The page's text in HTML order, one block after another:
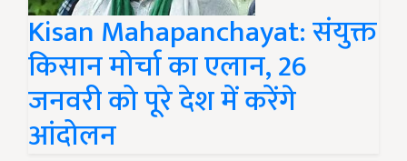
Kisan Mahapanchayat: संयुक्त
किसान मोर्चा का एलान, 26
जनवरी को पूरे देश में करेंगे
आंदोलन